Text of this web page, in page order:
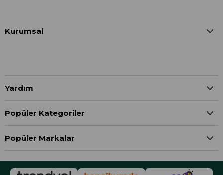
Kurumsal
Yardım
Popüler Kategoriler
Popüler Markalar